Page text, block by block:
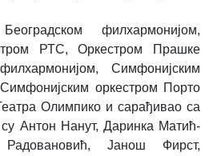
филхармонијом,
РТС, Оркестром Прашке
Симфонијским
оркестром Порто
Олимпико и сарађивао са
Антон Нанут, Даринка Матић-
Јанош Фирст,